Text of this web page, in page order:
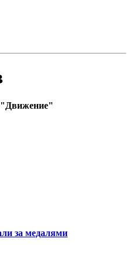
"Движение"
за медалями